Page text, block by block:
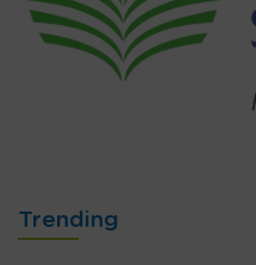
Trending